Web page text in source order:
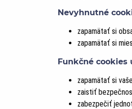
Nevyhnutné
zapamätať si
zapamätať si
Funkčné cookies
zapamätať si
zaistiť
zabezpečiť